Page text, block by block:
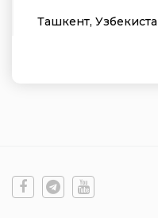
Ташкент,